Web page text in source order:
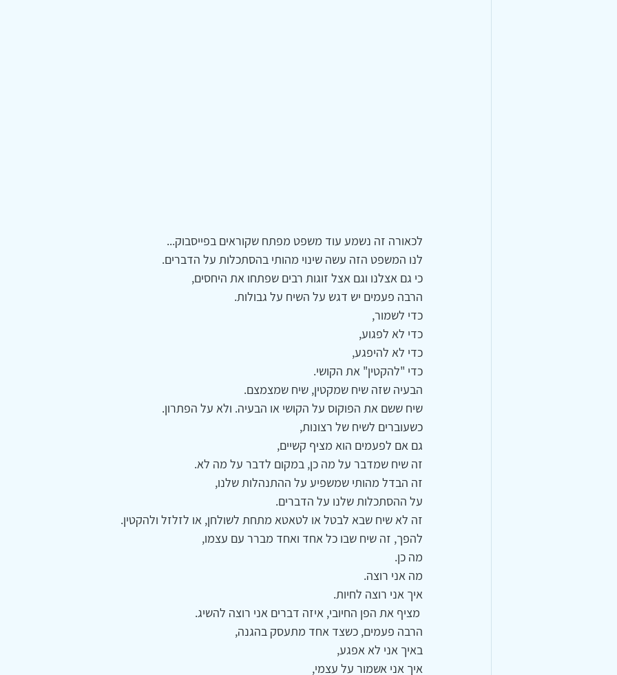
לכאורה זה נשמע עוד משפט מפתח שקוראים בפייסבוק...
לנו המשפט הזה עשה שינוי מהותי בהסתכלות על הדברים.
כי גם אצלנו וגם אצל זוגות רבים שפתחו את היחסים,
הרבה פעמים יש דגש על השיח על גבולות.
כדי לשמור,
כדי לא לפגוע,
כדי לא להיפגע,
כדי "להקטין" את הקושי.
הבעיה שזה שיח שמקטין, שיח שמצמצם.
שיח ששם את הפוקוס על הקושי או הבעיה. ולא על הפתרון.
כשעוברים לשיח של רצונות,
גם אם לפעמים הוא מציף קשיים,
זה שיח שמדבר על מה כן, במקום לדבר על מה לא.
זה הבדל מהותי שמשפיע על ההתנהלות שלנו,
על ההסתכלות שלנו על הדברים.
זה לא שיח שבא לבטל או לטאטא מתחת לשולחן, או לזלזל ולהקטין.
להפך, זה שיח שבו כל אחד ואחד מברר עם עצמו,
מה כן.
מה אני רוצה.
איך אני רוצה לחיות.
הרבה פעמים, כשצד אחד מתעסק בהגנה,
באיך אני לא אפגע,
איך אני אשמור על עצמי,